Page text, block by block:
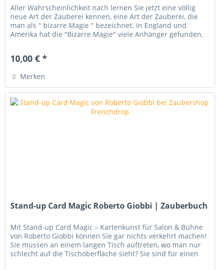
Aller Wahrscheinlichkeit nach lernen Sie jetzt eine völlig
neue Art der Zauberei kennen, eine Art der Zauberei, die
man als " bizarre Magie " bezeichnet. In England und
Amerika hat die "Bizarre Magie" viele Anhänger gefunden,
10,00 € *
Merken
Stand-up Card Magic Roberto Giobbi | Zauberbuch
Mit Stand-up Card Magic – Kartenkunst für Salon & Bühne
von Roberto Giobbi können Sie gar nichts verkehrt machen!
Sie müssen an einem langen Tisch auftreten, wo man nur
schlecht auf die Tischoberfläche sieht? Sie sind für einen